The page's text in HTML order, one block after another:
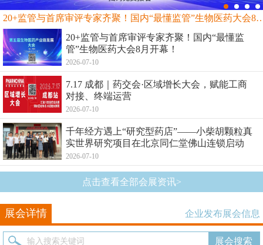
20+监管与首席审评专家齐聚！国内“最
20+监管与首席审评专家齐聚！国内“最懂监
管”生物医药大会8月开幕！
2026-07-10
7.17 成都｜药交会·区域增长大会，赋能工商
对接、终端运营
2026-07-10
千年经方遇上“研究型药店”——小柴胡颗粒真
实世界研究项目在北京同仁堂佛山连锁启动
2026-07-10
点击查看全部会展资讯>
展会详情 企业发布展会信息